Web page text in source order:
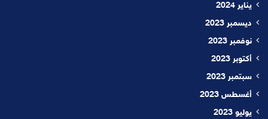
يناير 2024
ديسمبر 2023
نوفمبر 2023
أكتوبر 2023
سبتمبر 2023
أغسطس 2023
يوليو 2023